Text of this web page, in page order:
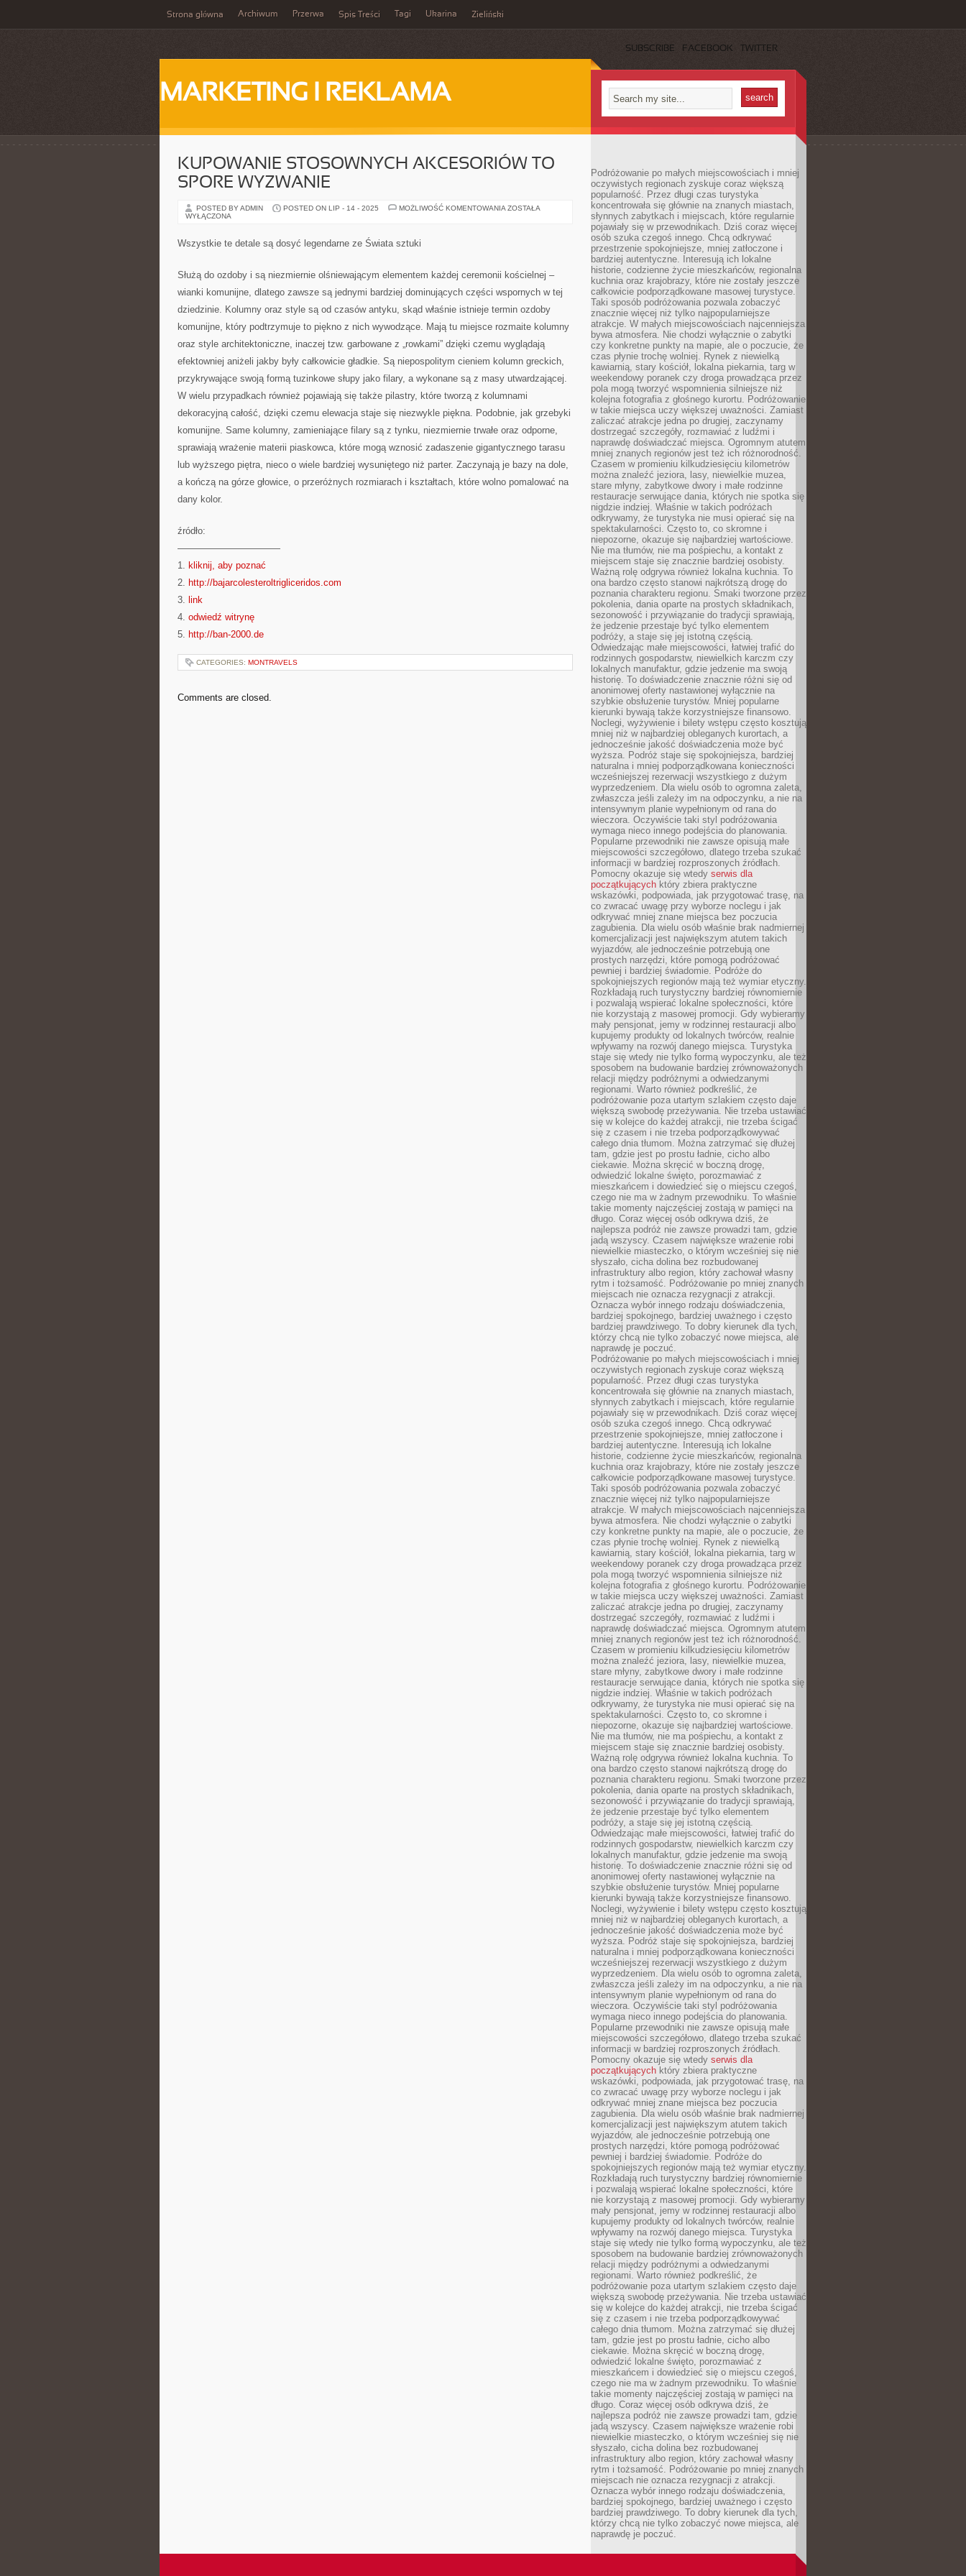
Strona główna Archiwum Przerwa Spis Treści Tagi Ukarina Zieliński
SUBSCRIBE FACEBOOK TWITTER
MARKETING I REKLAMA
KUPOWANIE STOSOWNYCH AKCESORIÓW TO
SPORE WYZWANIE
POSTED BY ADMIN POSTED ON LIP - 14 - 2025 MOŻLIWOŚĆ KOMENTOWANIA KUPOWANIE
ZOSTAŁA
WYŁĄCZONA
Wszystkie te detale są dosyć legendarne ze Świata sztuki
Służą do ozdoby i są niezmiernie olśniewającym elementem każdej ceremonii kościelnej –
wianki komunijne, dlatego zawsze są jednymi bardziej dominujących części wspornych w tej
dziedzinie. Kolumny oraz style są od czasów antyku, skąd właśnie istnieje termin ozdoby
komunijne, który podtrzymuje to piękno z nich wywodzące. Mają tu miejsce rozmaite kolumny
oraz style architektoniczne, inaczej tzw. garbowane z „rowkami” dzięki czemu wyglądają
efektowniej aniżeli jakby były całkowicie gładkie. Są niepospolitym cieniem kolumn greckich,
przykrywające swoją formą tuzinkowe słupy jako filary, a wykonane są z masy utwardzającej.
W wielu przypadkach również pojawiają się także pilastry, które tworzą z kolumnami
dekoracyjną całość, dzięki czemu elewacja staje się niezwykle piękna. Podobnie, jak grzebyki
komunijne. Same kolumny, zamieniające filary są z tynku, niezmiernie trwałe oraz odporne,
sprawiają wrażenie materii piaskowca, które mogą wznosić zadaszenie gigantycznego tarasu
lub wyższego piętra, nieco o wiele bardziej wysuniętego niż parter. Zaczynają je bazy na dole,
a kończą na górze głowice, o przeróżnych rozmiarach i kształtach, które wolno pomalować na
dany kolor.
źródło:
———————————
1. kliknij, aby poznać
2. http://bajarcolesteroltrigliceridos.com
3. link
4. odwiedź witrynę
5. http://ban-2000.de
CATEGORIES: MONTRAVELS
Comments are closed.
Podróżowanie po małych miejscowościach i mniej
oczywistych regionach zyskuje coraz większą
popularność. Przez długi czas turystyka
koncentrowała się głównie na znanych miastach,
słynnych zabytkach i miejscach, które regularnie
pojawiały się w przewodnikach. Dziś coraz więcej
osób szuka czegoś innego. Chcą odkrywać
przestrzenie spokojniejsze, mniej zatłoczone i
bardziej autentyczne. Interesują ich lokalne
historie, codzienne życie mieszkańców, regionalna
kuchnia oraz krajobrazy, które nie zostały jeszcze
całkowicie podporządkowane masowej turystyce.
Taki sposób podróżowania pozwala zobaczyć
znacznie więcej niż tylko najpopularniejsze
atrakcje. W małych miejscowościach najcenniejsza
bywa atmosfera. Nie chodzi wyłącznie o zabytki
czy konkretne punkty na mapie, ale o poczucie, że
czas płynie trochę wolniej. Rynek z niewielką
kawiarnią, stary kościół, lokalna piekarnia, targ w
weekendowy poranek czy droga prowadząca przez
pola mogą tworzyć wspomnienia silniejsze niż
kolejna fotografia z głośnego kurortu. Podróżowanie
w takie miejsca uczy większej uważności. Zamiast
zaliczać atrakcje jedna po drugiej, zaczynamy
dostrzegać szczegóły, rozmawiać z ludźmi i
naprawdę doświadczać miejsca. Ogromnym atutem
mniej znanych regionów jest też ich różnorodność.
Czasem w promieniu kilkudziesięciu kilometrów
można znaleźć jeziora, lasy, niewielkie muzea,
stare młyny, zabytkowe dwory i małe rodzinne
restauracje serwujące dania, których nie spotka się
nigdzie indziej. Właśnie w takich podróżach
odkrywamy, że turystyka nie musi opierać się na
spektakularności. Często to, co skromne i
niepozorne, okazuje się najbardziej wartościowe.
Nie ma tłumów, nie ma pośpiechu, a kontakt z
miejscem staje się znacznie bardziej osobisty.
Ważną rolę odgrywa również lokalna kuchnia. To
ona bardzo często stanowi najkrótszą drogę do
poznania charakteru regionu. Smaki tworzone przez
pokolenia, dania oparte na prostych składnikach,
sezonowość i przywiązanie do tradycji sprawiają,
że jedzenie przestaje być tylko elementem
podróży, a staje się jej istotną częścią.
Odwiedzając małe miejscowości, łatwiej trafić do
rodzinnych gospodarstw, niewielkich karczm czy
lokalnych manufaktur, gdzie jedzenie ma swoją
historię. To doświadczenie znacznie różni się od
anonimowej oferty nastawionej wyłącznie na
szybkie obsłużenie turystów. Mniej popularne
kierunki bywają także korzystniejsze finansowo.
Noclegi, wyżywienie i bilety wstępu często kosztują
mniej niż w najbardziej obleganych kurortach, a
jednocześnie jakość doświadczenia może być
wyższa. Podróż staje się spokojniejsza, bardziej
naturalna i mniej podporządkowana konieczności
wcześniejszej rezerwacji wszystkiego z dużym
wyprzedzeniem. Dla wielu osób to ogromna zaleta,
zwłaszcza jeśli zależy im na odpoczynku, a nie na
intensywnym planie wypełnionym od rana do
wieczora. Oczywiście taki styl podróżowania
wymaga nieco innego podejścia do planowania.
Popularne przewodniki nie zawsze opisują małe
miejscowości szczegółowo, dlatego trzeba szukać
informacji w bardziej rozproszonych źródłach.
Pomocny okazuje się wtedy serwis dla
początkujących który zbiera praktyczne
wskazówki, podpowiada, jak przygotować trasę, na
co zwracać uwagę przy wyborze noclegu i jak
odkrywać mniej znane miejsca bez poczucia
zagubienia. Dla wielu osób właśnie brak nadmiernej
komercjalizacji jest największym atutem takich
wyjazdów, ale jednocześnie potrzebują one
prostych narzędzi, które pomogą podróżować
pewniej i bardziej świadomie. Podróże do
spokojniejszych regionów mają też wymiar etyczny.
Rozkładają ruch turystyczny bardziej równomiernie
i pozwalają wspierać lokalne społeczności, które
nie korzystają z masowej promocji. Gdy wybieramy
mały pensjonat, jemy w rodzinnej restauracji albo
kupujemy produkty od lokalnych twórców, realnie
wpływamy na rozwój danego miejsca. Turystyka
staje się wtedy nie tylko formą wypoczynku, ale też
sposobem na budowanie bardziej zrównoważonych
relacji między podróżnymi a odwiedzanymi
regionami. Warto również podkreślić, że
podróżowanie poza utartym szlakiem często daje
większą swobodę przeżywania. Nie trzeba ustawiać
się w kolejce do każdej atrakcji, nie trzeba ścigać
się z czasem i nie trzeba podporządkowywać
całego dnia tłumom. Można zatrzymać się dłużej
tam, gdzie jest po prostu ładnie, cicho albo
ciekawie. Można skręcić w boczną drogę,
odwiedzić lokalne święto, porozmawiać z
mieszkańcem i dowiedzieć się o miejscu czegoś,
czego nie ma w żadnym przewodniku. To właśnie
takie momenty najczęściej zostają w pamięci na
długo. Coraz więcej osób odkrywa dziś, że
najlepsza podróż nie zawsze prowadzi tam, gdzie
jadą wszyscy. Czasem największe wrażenie robi
niewielkie miasteczko, o którym wcześniej się nie
słyszało, cicha dolina bez rozbudowanej
infrastruktury albo region, który zachował własny
rytm i tożsamość. Podróżowanie po mniej znanych
miejscach nie oznacza rezygnacji z atrakcji.
Oznacza wybór innego rodzaju doświadczenia,
bardziej spokojnego, bardziej uważnego i często
bardziej prawdziwego. To dobry kierunek dla tych,
którzy chcą nie tylko zobaczyć nowe miejsca, ale
naprawdę je poczuć.
Podróżowanie po małych miejscowościach i mniej
oczywistych regionach zyskuje coraz większą
popularność. Przez długi czas turystyka
koncentrowała się głównie na znanych miastach,
słynnych zabytkach i miejscach, które regularnie
pojawiały się w przewodnikach. Dziś coraz więcej
osób szuka czegoś innego. Chcą odkrywać
przestrzenie spokojniejsze, mniej zatłoczone i
bardziej autentyczne. Interesują ich lokalne
historie, codzienne życie mieszkańców, regionalna
kuchnia oraz krajobrazy, które nie zostały jeszcze
całkowicie podporządkowane masowej turystyce.
Taki sposób podróżowania pozwala zobaczyć
znacznie więcej niż tylko najpopularniejsze
atrakcje. W małych miejscowościach najcenniejsza
bywa atmosfera. Nie chodzi wyłącznie o zabytki
czy konkretne punkty na mapie, ale o poczucie, że
czas płynie trochę wolniej. Rynek z niewielką
kawiarnią, stary kościół, lokalna piekarnia, targ w
weekendowy poranek czy droga prowadząca przez
pola mogą tworzyć wspomnienia silniejsze niż
kolejna fotografia z głośnego kurortu. Podróżowanie
w takie miejsca uczy większej uważności. Zamiast
zaliczać atrakcje jedna po drugiej, zaczynamy
dostrzegać szczegóły, rozmawiać z ludźmi i
naprawdę doświadczać miejsca. Ogromnym atutem
mniej znanych regionów jest też ich różnorodność.
Czasem w promieniu kilkudziesięciu kilometrów
można znaleźć jeziora, lasy, niewielkie muzea,
stare młyny, zabytkowe dwory i małe rodzinne
restauracje serwujące dania, których nie spotka się
nigdzie indziej. Właśnie w takich podróżach
odkrywamy, że turystyka nie musi opierać się na
spektakularności. Często to, co skromne i
niepozorne, okazuje się najbardziej wartościowe.
Nie ma tłumów, nie ma pośpiechu, a kontakt z
miejscem staje się znacznie bardziej osobisty.
Ważną rolę odgrywa również lokalna kuchnia. To
ona bardzo często stanowi najkrótszą drogę do
poznania charakteru regionu. Smaki tworzone przez
pokolenia, dania oparte na prostych składnikach,
sezonowość i przywiązanie do tradycji sprawiają,
że jedzenie przestaje być tylko elementem
podróży, a staje się jej istotną częścią.
Odwiedzając małe miejscowości, łatwiej trafić do
rodzinnych gospodarstw, niewielkich karczm czy
lokalnych manufaktur, gdzie jedzenie ma swoją
historię. To doświadczenie znacznie różni się od
anonimowej oferty nastawionej wyłącznie na
szybkie obsłużenie turystów. Mniej popularne
kierunki bywają także korzystniejsze finansowo.
Noclegi, wyżywienie i bilety wstępu często kosztują
mniej niż w najbardziej obleganych kurortach, a
jednocześnie jakość doświadczenia może być
wyższa. Podróż staje się spokojniejsza, bardziej
naturalna i mniej podporządkowana konieczności
wcześniejszej rezerwacji wszystkiego z dużym
wyprzedzeniem. Dla wielu osób to ogromna zaleta,
zwłaszcza jeśli zależy im na odpoczynku, a nie na
intensywnym planie wypełnionym od rana do
wieczora. Oczywiście taki styl podróżowania
wymaga nieco innego podejścia do planowania.
Popularne przewodniki nie zawsze opisują małe
miejscowości szczegółowo, dlatego trzeba szukać
informacji w bardziej rozproszonych źródłach.
Pomocny okazuje się wtedy serwis dla
początkujących który zbiera praktyczne
wskazówki, podpowiada, jak przygotować trasę, na
co zwracać uwagę przy wyborze noclegu i jak
odkrywać mniej znane miejsca bez poczucia
zagubienia. Dla wielu osób właśnie brak nadmiernej
komercjalizacji jest największym atutem takich
wyjazdów, ale jednocześnie potrzebują one
prostych narzędzi, które pomogą podróżować
pewniej i bardziej świadomie. Podróże do
spokojniejszych regionów mają też wymiar etyczny.
Rozkładają ruch turystyczny bardziej równomiernie
i pozwalają wspierać lokalne społeczności, które
nie korzystają z masowej promocji. Gdy wybieramy
mały pensjonat, jemy w rodzinnej restauracji albo
kupujemy produkty od lokalnych twórców, realnie
wpływamy na rozwój danego miejsca. Turystyka
staje się wtedy nie tylko formą wypoczynku, ale też
sposobem na budowanie bardziej zrównoważonych
relacji między podróżnymi a odwiedzanymi
regionami. Warto również podkreślić, że
podróżowanie poza utartym szlakiem często daje
większą swobodę przeżywania. Nie trzeba ustawiać
się w kolejce do każdej atrakcji, nie trzeba ścigać
się z czasem i nie trzeba podporządkowywać
całego dnia tłumom. Można zatrzymać się dłużej
tam, gdzie jest po prostu ładnie, cicho albo
ciekawie. Można skręcić w boczną drogę,
odwiedzić lokalne święto, porozmawiać z
mieszkańcem i dowiedzieć się o miejscu czegoś,
czego nie ma w żadnym przewodniku. To właśnie
takie momenty najczęściej zostają w pamięci na
długo. Coraz więcej osób odkrywa dziś, że
najlepsza podróż nie zawsze prowadzi tam, gdzie
jadą wszyscy. Czasem największe wrażenie robi
niewielkie miasteczko, o którym wcześniej się nie
słyszało, cicha dolina bez rozbudowanej
infrastruktury albo region, który zachował własny
rytm i tożsamość. Podróżowanie po mniej znanych
miejscach nie oznacza rezygnacji z atrakcji.
Oznacza wybór innego rodzaju doświadczenia,
bardziej spokojnego, bardziej uważnego i często
bardziej prawdziwego. To dobry kierunek dla tych,
którzy chcą nie tylko zobaczyć nowe miejsca, ale
naprawdę je poczuć.